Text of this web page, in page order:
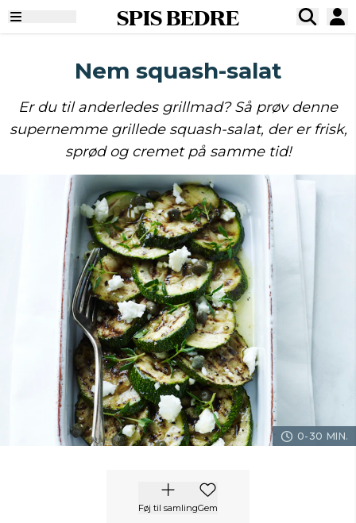
SPIS BEDRE
Nem squash-salat
Er du til anderledes grillmad? Så prøv denne
supernemme grillede squash-salat, der er frisk,
sprød og cremet på samme tid!
0-30 MIN.
Føj til samlingGem